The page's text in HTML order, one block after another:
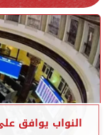
النواب يوافق